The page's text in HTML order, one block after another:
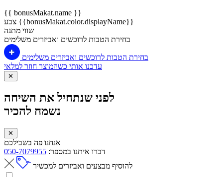
{{ bonusMakat.name }}
צבע {{bonusMakat.color.displayName}}
שווי מתנה
בחירת הטבות לרוכשים ואביזרים משלימים
בחירת הטבות לרוכשים ואביזרים משלימים
עדכנו אותי כשהמוצר חוזר למלאי
✕
לפני שנתחיל את השיחה
נשמח להכיר
✕
אנחנו פה בשבילכם
דברו איתנו במספר: 050-7079955
להוסיף מבצעים ואביזרים למכשיר